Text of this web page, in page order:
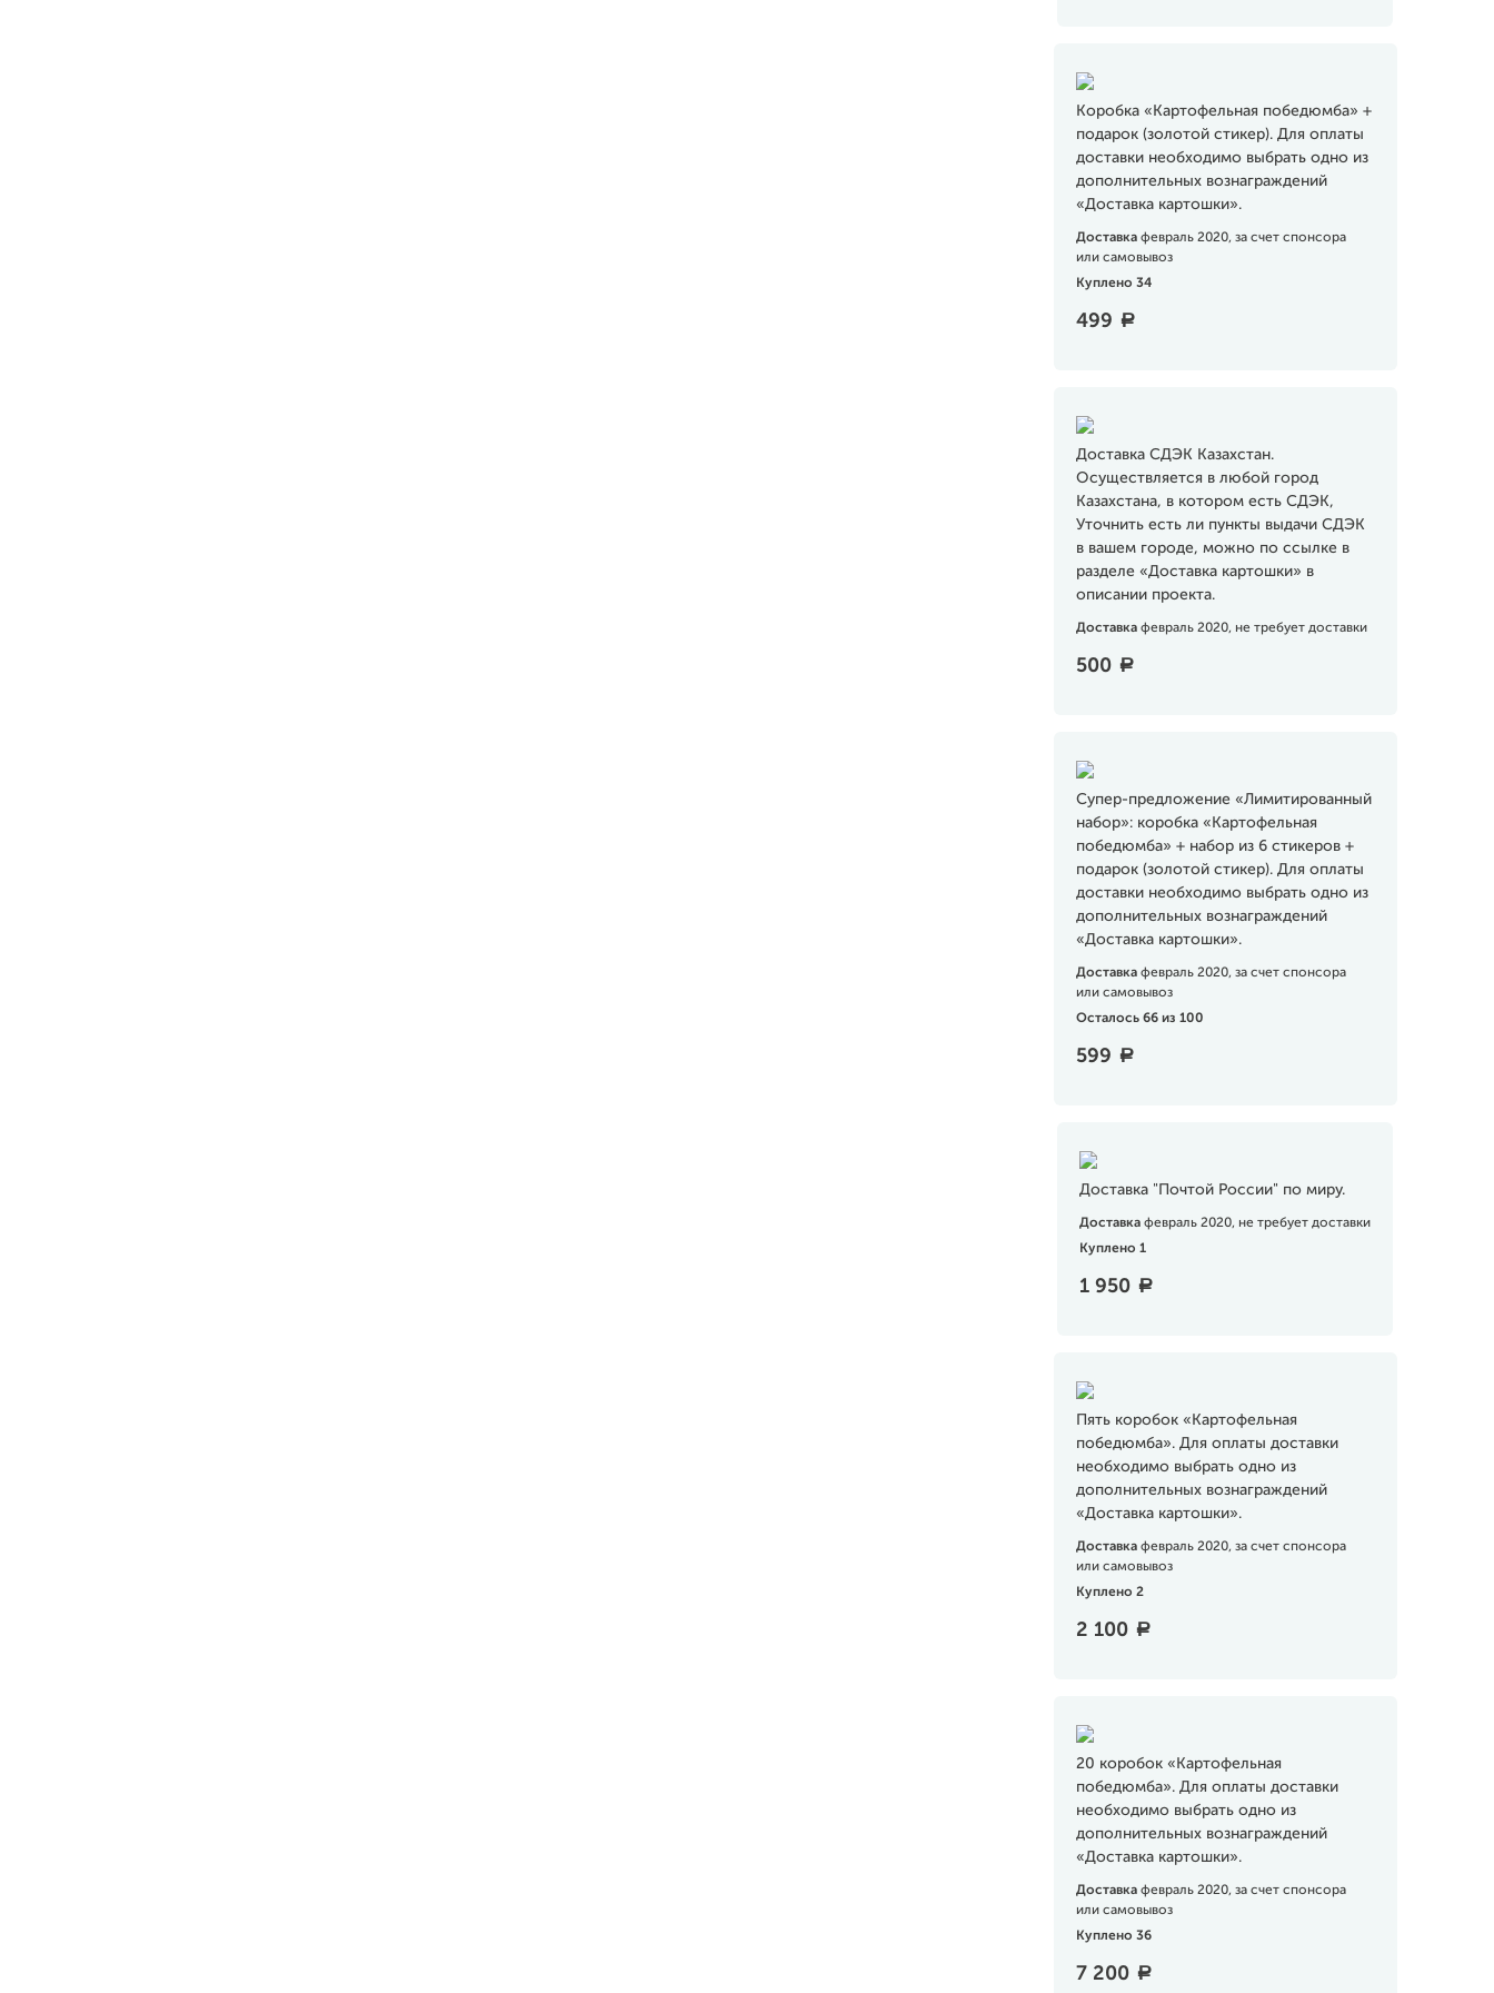
Коробка «Картофельная победюмба» +
подарок (золотой стикер). Для оплаты
доставки необходимо выбрать одно из
дополнительных вознаграждений
«Доставка картошки».
Доставка февраль 2020, за счет спонсора
или самовывоз
Куплено 34
499 a
Доставка СДЭК Казахстан.
Осуществляется в любой город
Казахстана, в котором есть СДЭК,
Уточнить есть ли пункты выдачи СДЭК
в вашем городе, можно по ссылке в
разделе «Доставка картошки» в
описании проекта.
Доставка февраль 2020, не требует доставки
500 a
Супер-предложение «Лимитированный
набор»: коробка «Картофельная
победюмба» + набор из 6 стикеров +
подарок (золотой стикер). Для оплаты
доставки необходимо выбрать одно из
дополнительных вознаграждений
«Доставка картошки».
Доставка февраль 2020, за счет спонсора
или самовывоз
Осталось 66 из 100
599 a
Доставка "Почтой России" по миру.
Доставкафевраль 2020, не требует доставки
Куплено 1
1 950 a
Пять коробок «Картофельная
победюмба». Для оплаты доставки
необходимо выбрать одно из
дополнительных вознаграждений
«Доставка картошки».
Доставка февраль 2020, за счет спонсора
или самовывоз
Куплено 2
2 100 a
20 коробок «Картофельная
победюмба». Для оплаты доставки
необходимо выбрать одно из
дополнительных вознаграждений
«Доставка картошки».
Доставка февраль 2020, за счет спонсора
или самовывоз
Куплено 36
7 200 a